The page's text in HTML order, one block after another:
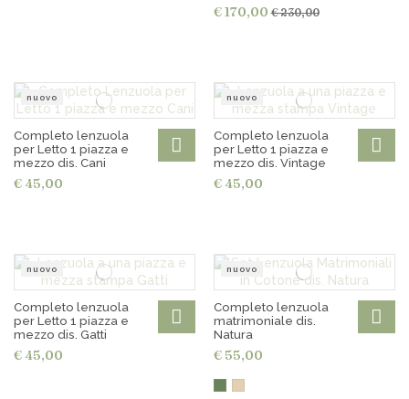
€ 170,00€ 230,00
nuovo
Completo lenzuola
per Letto 1 piazza e
mezzo dis. Cani
€ 45,00
nuovo
Completo lenzuola
per Letto 1 piazza e
mezzo dis. Vintage
€ 45,00
nuovo
Completo lenzuola
per Letto 1 piazza e
mezzo dis. Gatti
€ 45,00
nuovo
Completo lenzuola
matrimoniale dis.
Natura
€ 55,00